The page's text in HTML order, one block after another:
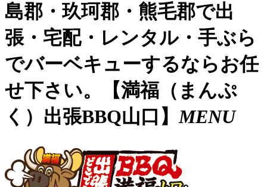
島郡・玖珂郡・熊毛郡で出
張・宅配・レンタル・手ぶら
でバーベキューするならお任
せ下さい。【満福（まんぷ
く）出張BBQ山口】MENU